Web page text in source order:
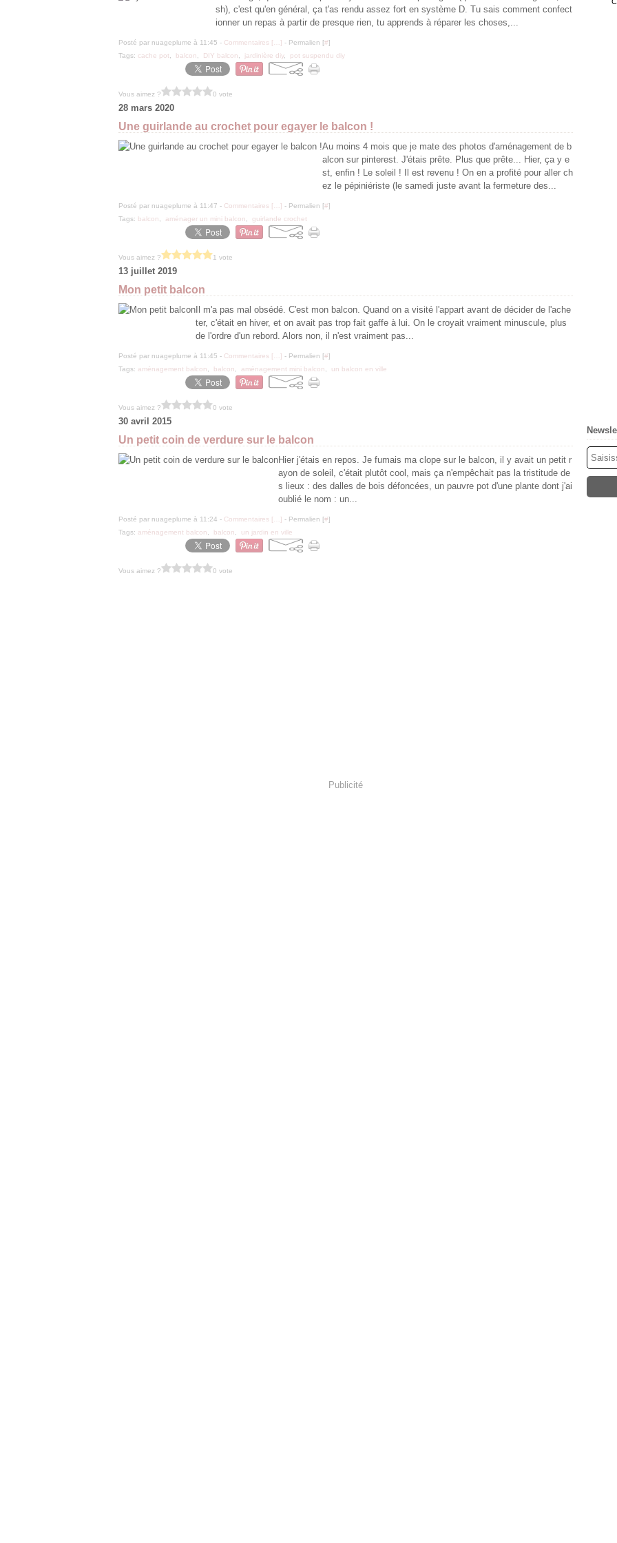
sh), c'est qu'en général, ça t'as rendu assez fort en système D. Tu sais comment confect
ionner un repas à partir de presque rien, tu apprends à réparer les choses,...
Posté par nuageplume à 11:45 - Commentaires [ ] - Permalien [#]
Tags: cache pot balcon DIY balcon jardinière diy, pot suspendu diy
Vous aimez ? 0 vote
28 mars 2020
Une guirlande au crochet pour egayer le balcon !
Au moins 4 mois que je mate des photos d'aménagement de b
alcon sur pinterest. J'étais prête. Plus que prête... Hier, ça y e
st, enfin ! Le soleil ! Il est revenu ! On en a profité pour aller ch
ez le pépiniériste (le samedi juste avant la fermeture des...
Posté par nuageplume à 11:47 - Commentaires [ ] - Permalien [#]
Tags: balcon aménager un mini balcon guirlande crochet
Vous aimez ? 1 vote
13 juillet 2019
Mon petit balcon
Il m'a pas mal obsédé. C'est mon balcon. Quand on a visité l'appart avant de décider de l'ache
ter, c'était en hiver, et on avait pas trop fait gaffe à lui. On le croyait vraiment minuscule, plus
de l'ordre d'un rebord. Alors non, il n'est vraiment pas...
Posté par nuageplume à 11:45 - Commentaires [ ] - Permalien [#]
Tags: aménagement balcon balcon aménagement mini balcon un balcon en ville
Vous aimez ? 0 vote
30 avril 2015
Un petit coin de verdure sur le balcon
Hier j'étais en repos. Je fumais ma clope sur le balcon, il y avait un petit r
ayon de soleil, c'était plutôt cool, mais ça n'empêchait pas la tristitude de
s lieux : des dalles de bois défoncées, un pauvre pot d'une plante dont j'ai
oublié le nom : un...
Posté par nuageplume à 11:24 - Commentaires [ ] - Permalien [#]
Tags: aménagement balcon balcon un jardin en ville
Vous aimez ? 0 vote
Publicité